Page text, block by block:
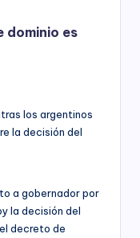
dominio es
los argentinos
la decisión del
a gobernador por
la decisión del
decreto de